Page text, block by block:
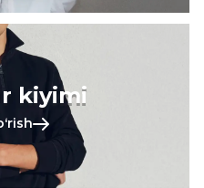
kiyimi